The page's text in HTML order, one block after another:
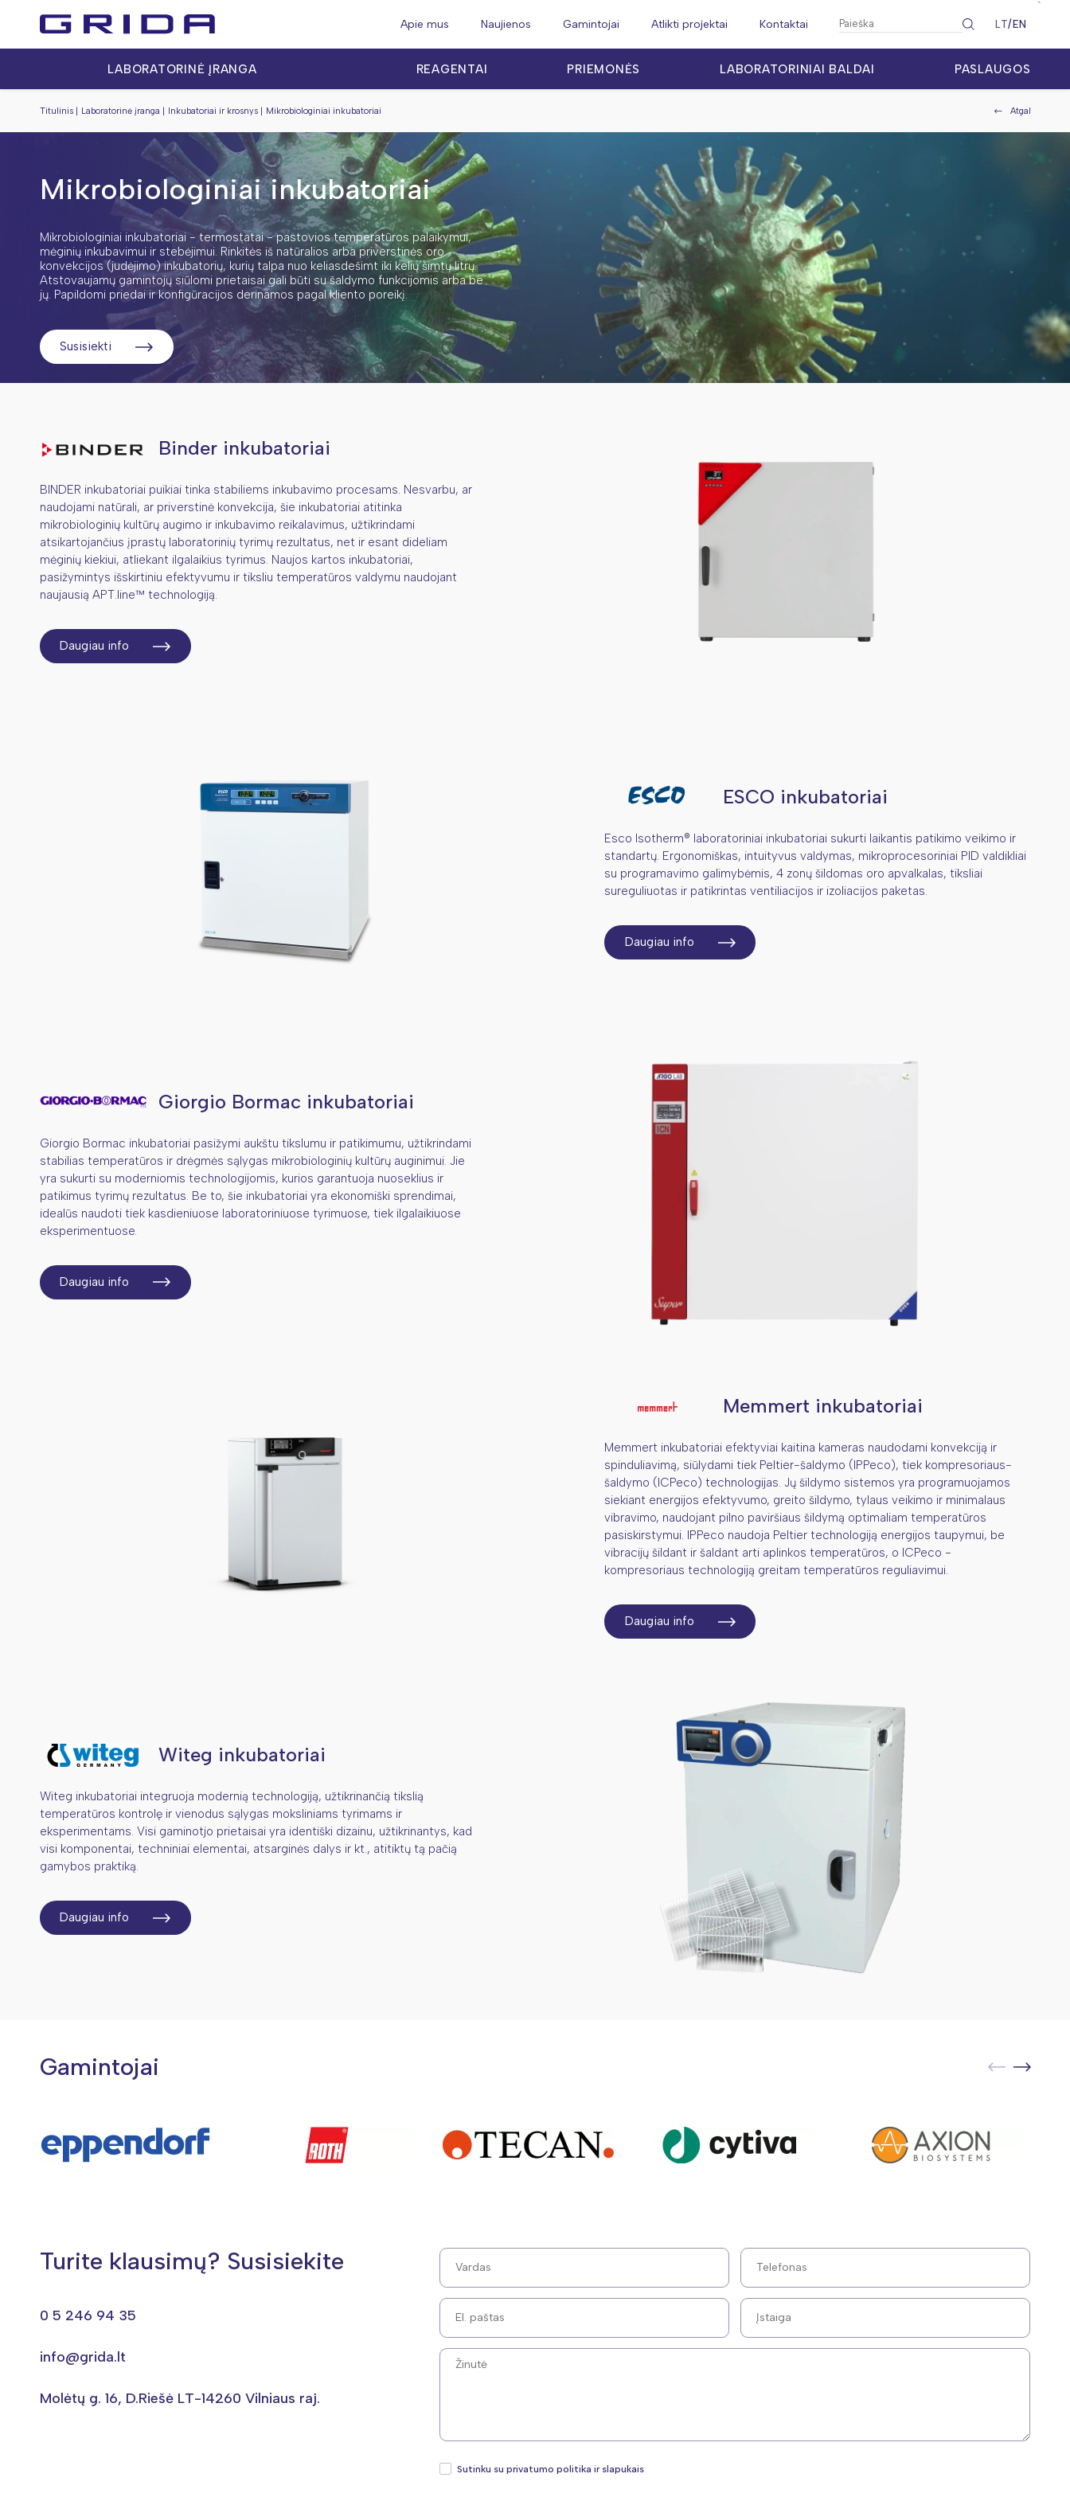
Apie mus Naujienos Gamintojai Atlikti projektai Kontaktai LT EN
`
LABORATORINĖ ĮRANGA REAGENTAI PRIEMONĖS LABORATORINIAI BALDAI PASLAUGOS
Titulinis Laboratorinė įranga Inkubatoriai ir krosnys Mikrobiologiniai inkubatoriai Atgal
Mikrobiologiniai inkubatoriai
Mikrobiologiniai inkubatoriai - termostatai - pastovios temperatūros palaikymui,
mėginių inkubavimui ir stebėjimui. Rinkitės iš natūralios arba priverstinės oro
konvekcijos (judėjimo) inkubatorių, kurių talpa nuo keliasdešimt iki kelių šimtų litrų.
Atstovaujamų gamintojų siūlomi prietaisai gali būti su šaldymo funkcijomis arba be
jų. Papildomi priedai ir konfigūracijos derinamos pagal kliento poreikį.
Susisiekti
Binder inkubatoriai
BINDER inkubatoriai puikiai tinka stabiliems inkubavimo procesams. Nesvarbu, ar
naudojami natūrali, ar priverstinė konvekcija, šie inkubatoriai atitinka
mikrobiologinių kultūrų augimo ir inkubavimo reikalavimus, užtikrindami
atsikartojančius įprastų laboratorinių tyrimų rezultatus, net ir esant dideliam
mėginių kiekiui, atliekant ilgalaikius tyrimus. Naujos kartos inkubatoriai,
pasižymintys išskirtiniu efektyvumu ir tiksliu temperatūros valdymu naudojant
naujausią APT.line™ technologiją.
Daugiau info
ESCO inkubatoriai
Esco Isotherm® laboratoriniai inkubatoriai sukurti laikantis patikimo veikimo ir
standartų. Ergonomiškas, intuityvus valdymas, mikroprocesoriniai PID valdikliai
su programavimo galimybėmis, 4 zonų šildomas oro apvalkalas, tiksliai
sureguliuotas ir patikrintas ventiliacijos ir izoliacijos paketas.
Daugiau info
Giorgio Bormac inkubatoriai
Giorgio Bormac inkubatoriai pasižymi aukštu tikslumu ir patikimumu, užtikrindami
stabilias temperatūros ir drėgmės sąlygas mikrobiologinių kultūrų auginimui. Jie
yra sukurti su moderniomis technologijomis, kurios garantuoja nuoseklius ir
patikimus tyrimų rezultatus. Be to, šie inkubatoriai yra ekonomiški sprendimai,
idealūs naudoti tiek kasdieniuose laboratoriniuose tyrimuose, tiek ilgalaikiuose
eksperimentuose.
Daugiau info
Memmert inkubatoriai
Memmert inkubatoriai efektyviai kaitina kameras naudodami konvekciją ir
spinduliavimą, siūlydami tiek Peltier-šaldymo (IPPeco), tiek kompresoriaus-
šaldymo (ICPeco) technologijas. Jų šildymo sistemos yra programuojamos
siekiant energijos efektyvumo, greito šildymo, tylaus veikimo ir minimalaus
vibravimo, naudojant pilno paviršiaus šildymą optimaliam temperatūros
pasiskirstymui. IPPeco naudoja Peltier technologiją energijos taupymui, be
vibracijų šildant ir šaldant arti aplinkos temperatūros, o ICPeco -
kompresoriaus technologiją greitam temperatūros reguliavimui.
Daugiau info
Witeg inkubatoriai
Witeg inkubatoriai integruoja modernią technologiją, užtikrinančią tikslią
temperatūros kontrolę ir vienodus sąlygas moksliniams tyrimams ir
eksperimentams. Visi gaminotjo prietaisai yra identiški dizainu, užtikrinantys, kad
visi komponentai, techniniai elementai, atsarginės dalys ir kt., atitiktų tą pačią
gamybos praktiką.
Daugiau info
Gamintojai
Turite klausimų? Susisiekite
0 5 246 94 35
info@grida.lt
Molėtų g. 16, D.Riešė LT-14260 Vilniaus raj.
Sutinku su privatumo politika ir slapukais